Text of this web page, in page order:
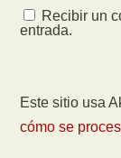
Recibir un
entrada.
Este sitio usa
cómo se